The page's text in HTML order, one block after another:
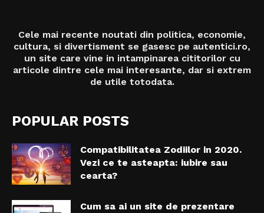
Cele mai recente noutati din politica, economie,
cultura, si divertisment se gasesc pe autentici.ro,
un site care vine in intampinarea cititorilor cu
articole dintre cele mai interesante, dar si extrem
de utile totodata.
POPULAR POSTS
Compatibilitatea Zodiilor in 2020.
Vezi ce te asteapta: iubire sau
cearta?
Cum sa ai un site de prezentare